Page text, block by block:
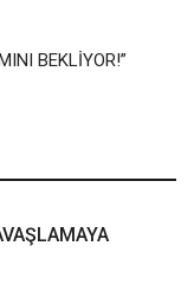
BEKLİYOR!”